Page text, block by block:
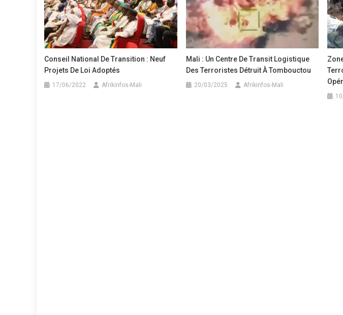
Conseil National De Transition : Neuf
Projets De Loi Adoptés
17/06/2022 Afrikinfos-Mali
Mali : Un Centre De Transit Logistique
Des Terroristes Détruit À Tombouctou
20/03/2025 Afrikinfos-Mali